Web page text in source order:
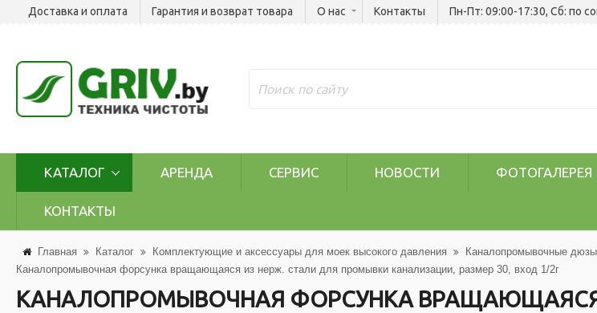
Доставка и оплата Гарантия и возврат товара О нас Контакты Пн-Пт: 09:00-17:30, Сб: по
КАТАЛОГ АРЕНДА СЕРВИС НОВОСТИ ФОТОГАЛЕРЕЯ
КОНТАКТЫ
Главная Каталог Комплектующие и аксессуары для моек высокого давления
Каналопромывочные дюзы
Каналопромывочная форсунка вращающаяся из нерж. стали для промывки канализации, размер 30, вход 1/2г
КАНАЛОПРОМЫВОЧНАЯ ФОРСУНКА